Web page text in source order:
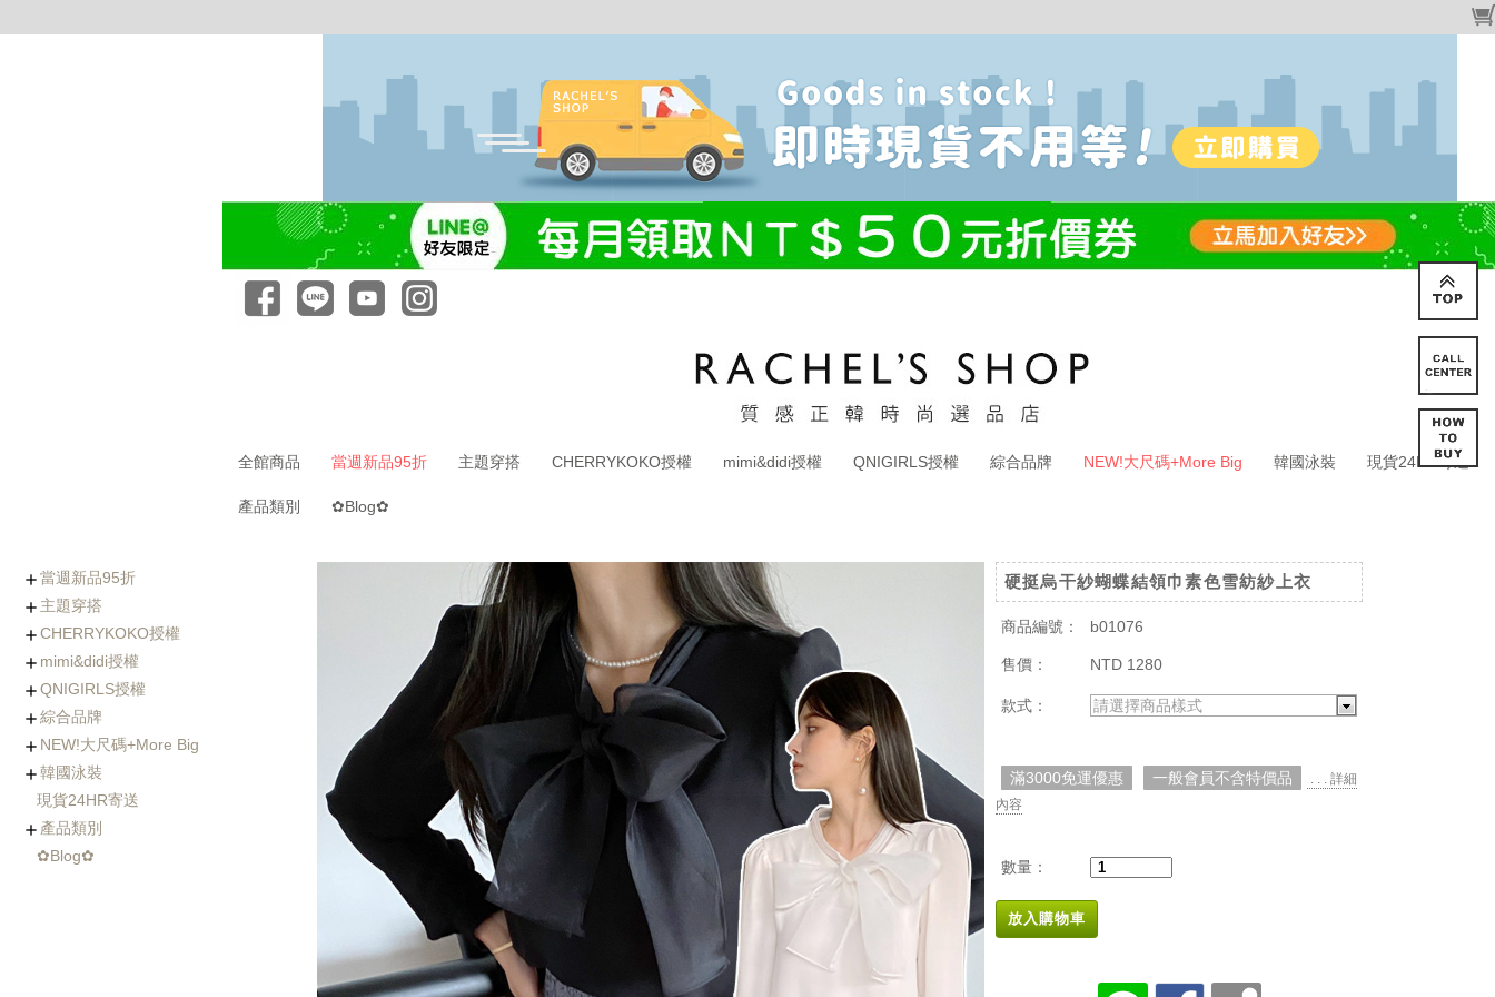
全館商品 當週新品95折 主題穿搭 CHERRYKOKO授權 mimi&didi授權 QNIGIRLS授權 綜合品牌 NEW!大尺碼+More Big 韓國泳裝 現貨24HR寄送
產品類別 ✿Blog✿
當週新品95折
0806-0812新品
(8/5~8/12優惠95折)
0730-0805新品
0723-0729新品
0716-0722新品
0702-0708新品
主題穿搭
Chic x Slim｜逆天長腿
西裝褲特蒐
化身金秘書｜OL上衣穿
搭特輯
婚禮不失禮｜穿出好人
緣的優雅穿搭
小隻女專屬長褲｜再也
不用改褲長了！
徹底擊中他的心｜約會
穿搭必勝術
穿出時髦與優雅｜時尚
風衣特輯
寒流我不怕｜時髦保暖
外套特蒐
羊毛大衣
手工羊毛大衣
羽絨外套/鋪棉外套
毛衣外套
其它款式外套
海島假期必備｜渡假風
單品一次打包
棉花糖女孩の顯瘦絕招
Basic Wear｜365天天
都好搭！
穿過回不去的褲子
社團人氣款
Rachel's World直播間
名人推薦
人氣部落客Chiao推薦
年代新聞主播著用款
CHERRYKOKO授權
+ Made koko
+ Basic基礎內搭
+ Top上衣類
+ Outer外套類
+ Onepeice洋裝類
+ Skirt裙子類
+ Pants褲子類
+ Jeans單寧類
+ Acc配件類
+ Bag&Shoes包款&鞋
類
+ Summer Look
mimi&didi授權
+ Basic基礎內搭
+ Top上衣類
+ Outer外套類
+ Onepiece洋裝類
+ Skirt裙子類
+ Pants褲子類
+ Jeans單寧類
+ Acc配件類
+ Bag&Shoes包款&鞋
類
+ Homewear家居服飾
+ Summer Look
QNIGIRLS授權
+ QNIMADE
+ 155JEANS
+5cm加長版
+ Basic基礎內搭
+ Top上衣類
+ Outer外套類
+ Onepiece洋裝類
+ Skirt裙子類
+ Pants褲子類
+ Jeans單寧類
+ Acc配件類
+ Bags&Shoes包款&鞋
類
綜合品牌
+ Basic基礎內搭
+ Top上衣類
+ Outer外套類
+ Onepeice洋裝類
+ Skirt裙子類
+ Pants褲子類
+ Jeans單寧類
+ Bag&Shoes包款&鞋
類
+ Acc配件類
+ Summer Look
+ Fitnese Wear +
NEW!大尺碼+More Big
+ Top大尺碼上衣
+ Dress大尺碼洋裝
+ Ouetr大尺碼外套
+ Bottom大尺碼下身
韓國泳裝
連身泳裝
兩件式比基尼
三&四件式比基尼
大尺碼泳衣
防曬衣rash guard
玩水配件
現貨24HR寄送
產品類別
Basic基礎內搭
Top上衣類
Outer外套類
Skirt裙類
Pants褲類
Onepiece洋裝類
Acc配件類
Shoes鞋類
Bag包類
Homewear家居服飾
FitnessWear
✿Blog✿
硬挺烏干紗蝴蝶結領巾素色雪紡紗上衣
商品編號： b01076
售價： NTD 1280
款式： 請選擇商品樣式
滿3000免運優惠 一般會員不含特價品
. . . 詳細
內容
數量：
放入購物車